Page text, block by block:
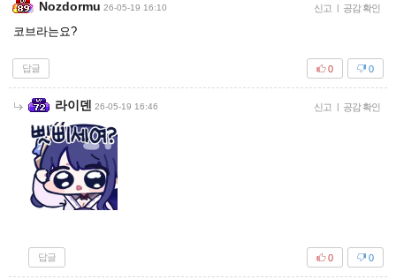
Nozdormu 26-05-19 16:10 신고 | 공감 확인
코브라는요?
답글 0
0
라이덴 26-05-19 16:46 신고 | 공감 확인
답글 0
0